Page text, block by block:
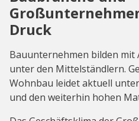
Druck
Bauunternehmen bilden mit
unter den Mittelständlern.
Wohnbau leidet aktuell
und den weiterhin hohen